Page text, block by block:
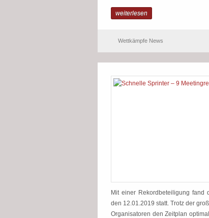
weiterlesen
Wettkämpfe News
Mit einer Rekordbeteiligung fand
den 12.01.2019 statt. Trotz der
Organisatoren den Zeitplan